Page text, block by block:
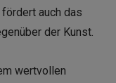
auch das
der Kunst.
wertvollen